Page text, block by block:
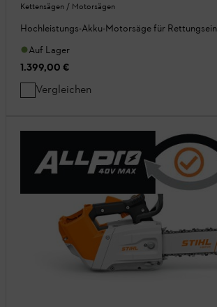
Kettensägen / Motorsägen
Hochleistungs-Akku-Motorsäge für
Auf Lager
1.399,00 €
Vergleichen